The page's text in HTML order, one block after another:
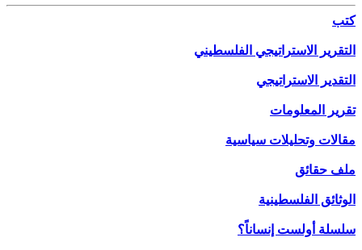
كتب
التقرير الاستراتيجي الفلسطيني
التقدير الاستراتيجي
تقرير المعلومات
مقالات وتحليلات سياسية
ملف حقائق
الوثائق الفلسطينية
سلسلة أولست إنساناً؟